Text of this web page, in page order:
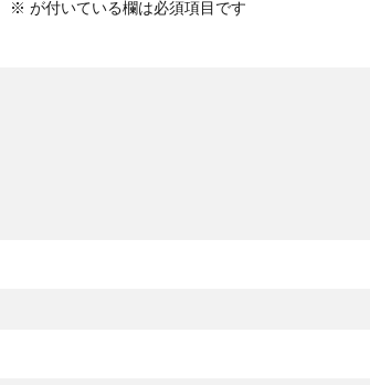
※ が付いている欄は必須項目です